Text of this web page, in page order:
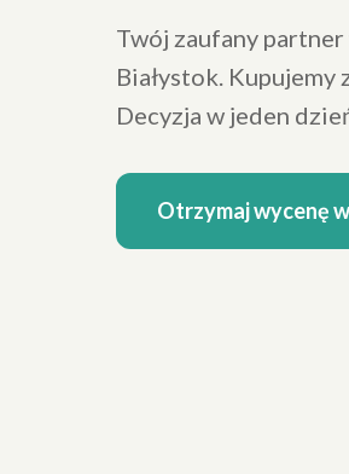
Twój zaufany
Białystok. Kupujemy
Decyzja w jeden
Otrzymaj wycenę